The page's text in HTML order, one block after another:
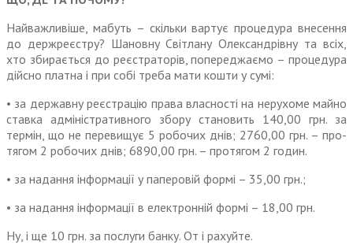
Найважливіше, мабуть – скільки вартує процедура внесення
до держреєстру? Шановну Світлану Олександрівну та всіх,
хто збирається до реєстраторів, попереджаємо – процедура
дійсно платна і при собі треба мати кошти у сумі:
• за державну реєстрацію права власності на нерухоме майно
ставка адміністративного збору становить 140,00 грн. за
термін, що не перевищує 5 робочих днів; 2760,00 грн. – про-
тягом 2 робочих днів; 6890,00 грн. – протягом 2 годин.
• за надання інформації у паперовій формі – 35,00 грн.;
• за надання інформації в електронній формі – 18,00 грн.
Ну, і ще 10 грн. за послуги банку. От і рахуйте.